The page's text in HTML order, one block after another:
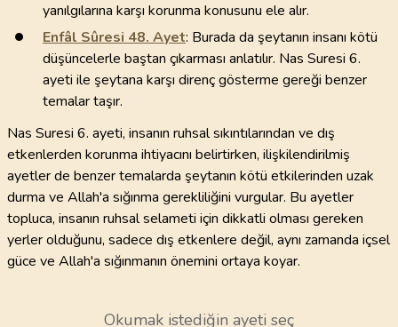
yanılgılarına karşı korunma konusunu ele alır.
Enfâl Sûresi 48. Ayet: Burada da şeytanın insanı kötü
düşüncelerle baştan çıkarması anlatılır. Nas Suresi 6.
ayeti ile şeytana karşı direnç gösterme gereği benzer
temalar taşır.
Nas Suresi 6. ayeti, insanın ruhsal sıkıntılarından ve dış
etkenlerden korunma ihtiyacını belirtirken, ilişkilendirilmiş
ayetler de benzer temalarda şeytanın kötü etkilerinden uzak
durma ve Allah'a sığınma gerekliliğini vurgular. Bu ayetler
topluca, insanın ruhsal selameti için dikkatli olması gereken
yerler olduğunu, sadece dış etkenlere değil, aynı zamanda içsel
güce ve Allah'a sığınmanın önemini ortaya koyar.
Okumak istediğin ayeti seç